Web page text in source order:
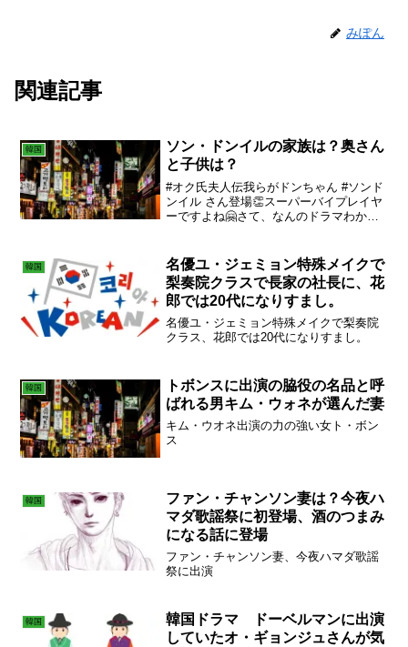
みぽん
関連記事
韓国
ソン・ドンイルの家族は？奥さん
と子供は？
#オク氏夫人伝我らがドンちゃん #ソンド
ンイル さん登場👏スーパーバイプレイヤ
ーですよね🤗さて、なんのドラマわかり
④ユヨンソクくんのお兄さん役⑤殺人鬼
です⑥チャンヒ...
韓国
名優ユ・ジェミョン特殊メイクで
梨奏院クラスで長家の社長に、花
郎では20代になりすまし。
名優ユ・ジェミョン特殊メイクで梨奏院
クラス、花郎では20代になりすまし。
韓国
トボンスに出演の脇役の名品と呼
ばれる男キム・ウォネが選んだ妻
キム・ウオネ出演の力の強い女ト・ボン
ス
韓国
ファン・チャンソン妻は？今夜ハ
マダ歌謡祭に初登場、酒のつまみ
になる話に登場
ファン・チャンソン妻、今夜ハマダ歌謡
祭に出演
韓国
韓国ドラマ ドーベルマンに出演
していたオ・ギョンジュさんが気